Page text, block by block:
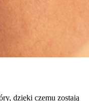
dzięki czemu zostają